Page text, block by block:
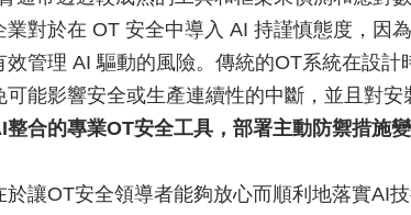
業對於在 OT 安全中導入 AI 持謹慎態度，因
管理 AI 驅動的風險。傳統的OT系統在設計
能影響安全或生產連續性的中斷，並且對安
整合的專業OT安全工具，部署主動防禦措施
讓OT安全領導者能夠放心而順利地落實AI